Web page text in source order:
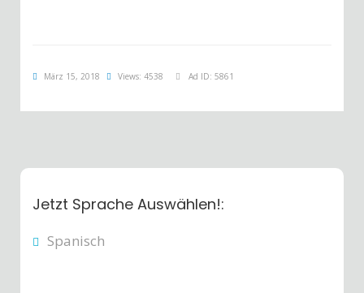
März 15, 2018 Views: 4538 Ad ID: 5861
Jetzt Sprache Auswählen!:
Spanisch